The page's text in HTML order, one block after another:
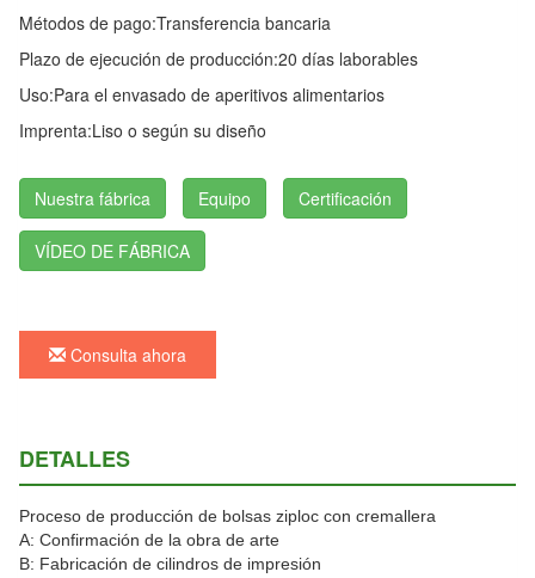
Métodos de pago:Transferencia bancaria
Plazo de ejecución de producción:20 días laborables
Uso:Para el envasado de aperitivos alimentarios
Imprenta:Liso o según su diseño
Nuestra fábrica Equipo Certificación
VÍDEO DE FÁBRICA
Consulta ahora
DETALLES
Proceso de producción de bolsas ziploc con cremallera
A: Confirmación de la obra de arte
B: Fabricación de cilindros de impresión